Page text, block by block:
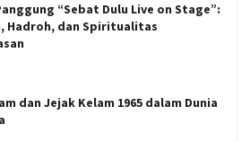
“Sebat Dulu Live on Stage”:
Hadroh, dan Spiritualitas
dan Jejak Kelam 1965 dalam Dunia